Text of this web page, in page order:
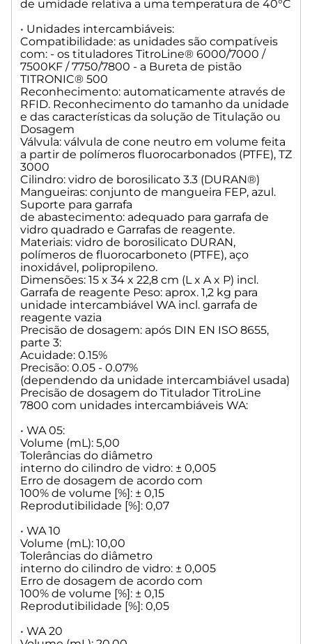
Tolerâncias do diâmetro
Erro de dosagem de acordo com
100% de volume [%]: ± 0,15
Reprodutibilidade [%]: 0,05
PART NUMBER: 285221030
MARCA: SI ANALYTICS
PESO LÍQUIDO: 5,0 Kg
PESO BRUTO: 7,0 Kg
de umidade relativa a uma temperatura de 40°C
• Unidades intercambiáveis:
Compatibilidade: as unidades são compatíveis
com: - os tituladores TitroLine® 6000/7000 /
7500KF / 7750/7800 - a Bureta de pistão
TITRONIC® 500
Reconhecimento: automaticamente através de
RFID. Reconhecimento do tamanho da unidade
e das características da solução de Titulação ou
Dosagem
Válvula: válvula de cone neutro em volume feita
a partir de polímeros fluorocarbonados (PTFE), TZ
3000
Cilindro: vidro de borosilicato 3.3 (DURAN®)
Mangueiras: conjunto de mangueira FEP, azul.
Suporte para garrafa
de abastecimento: adequado para garrafa de
vidro quadrado e Garrafas de reagente.
Materiais: vidro de borosilicato DURAN,
polímeros de fluorocarboneto (PTFE), aço
inoxidável, polipropileno.
Dimensões: 15 x 34 x 22,8 cm (L x A x P) incl.
Garrafa de reagente Peso: aprox. 1,2 kg para
unidade intercambiável WA incl. garrafa de
reagente vazia
Precisão de dosagem: após DIN EN ISO 8655,
parte 3:
Acuidade: 0.15%
Precisão: 0.05 - 0.07%
(dependendo da unidade intercambiável usada)
Precisão de dosagem do Titulador TitroLine
7800 com unidades intercambiáveis WA:
• WA 05:
Volume (mL): 5,00
Tolerâncias do diâmetro
interno do cilindro de vidro: ± 0,005
Erro de dosagem de acordo com
100% de volume [%]: ± 0,15
Reprodutibilidade [%]: 0,07
• WA 10
Volume (mL): 10,00
Tolerâncias do diâmetro
interno do cilindro de vidro: ± 0,005
Erro de dosagem de acordo com
100% de volume [%]: ± 0,15
Reprodutibilidade [%]: 0,05
• WA 20